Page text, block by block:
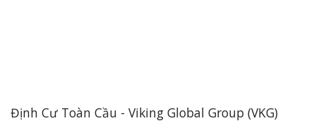
Định Cư Toàn Cầu - Viking Global Group (VKG)